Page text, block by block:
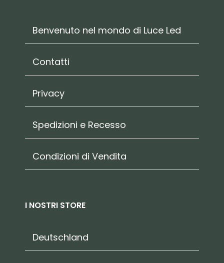
Benvenuto nel mondo di Luce Led
Contatti
Privacy
Spedizioni e Recesso
Condizioni di Vendita
I NOSTRI STORE
Deutschland